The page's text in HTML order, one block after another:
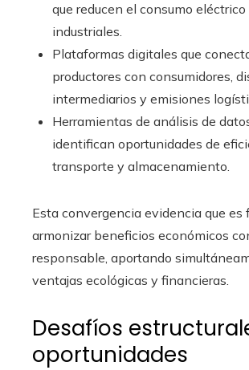
que reducen el consumo
industriales.
Plataformas digitales que
productores con consumidores,
intermediarios y emisiones
Herramientas de análisis de
identifican oportunidades de
transporte y almacenamiento.
Esta convergencia evidencia que es
armonizar beneficios económicos
responsable, aportando
ventajas ecológicas y financieras.
Desafíos
oportunidades